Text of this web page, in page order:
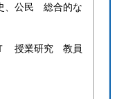
、公民 総合的な
授業研究 教員